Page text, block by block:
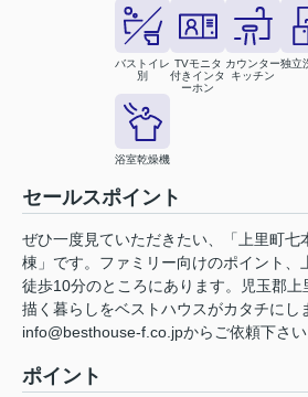
バストイレ
別
TVモニタ
付きインタ
ーホン
カウンター
キッチン
独立
浴室乾燥機
セールスポイント
ぜひ一度見ていただきたい、「上里町七
棟」です。ファミリー向けのポイント、
徒歩10分のところにあります。児玉郡
描く暮らしをベストハウスがカタチにし
info@besthouse-f.co.jpからご依頼下さい
ポイント